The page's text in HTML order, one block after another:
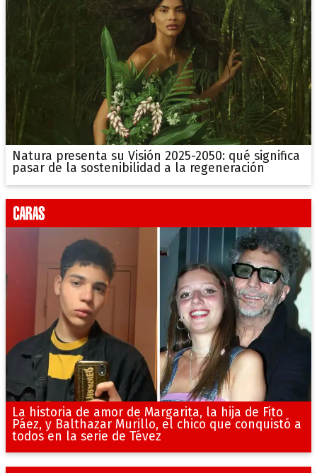
Natura presenta su Visión 2025-2050: qué significa
pasar de la sostenibilidad a la regeneración
La historia de amor de Margarita, la hija de Fito
Páez, y Balthazar Murillo, el chico que conquistó a
todos en la serie de Tévez